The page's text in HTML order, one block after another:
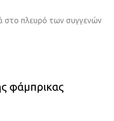
στο πλευρό των συγγενών
φάμπρικας